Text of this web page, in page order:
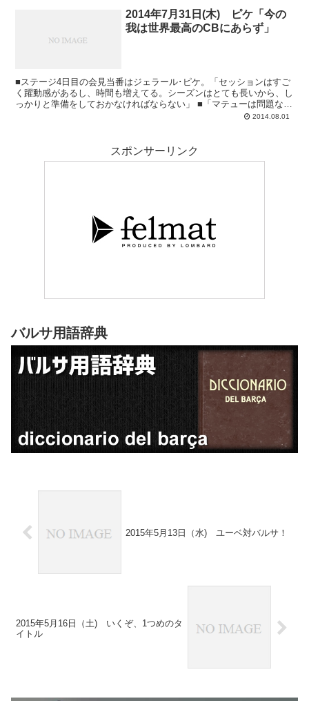
2014年7月31日(木) ピケ「今の
我は世界最高のCBにあらず」
■ステージ4日目の会見当番はジェラール･ピケ。「セッションはすご
く躍動感があるし、時間も増えてる。シーズンはとても長いから、し
っかりと準備をしておかなければならない」 ■「マテューは問題なく
2014.08.01
スポンサーリンク
バルサ用語辞典
2015年5月13日（水) ユーベ対バルサ！
2015年5月16日（土) いくぞ、1つめのタ
イトル